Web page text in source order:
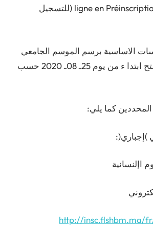
على األنترنيت (ligne en Préinscription (للتسجيل
الاساسية برسم الموسم الجامعي
2020ــ2021 ستفتح ابتدا ء من يوم 25ـ 08ـ 2020 حسب
المحددين كما يلي:
اإلنسانية
http://insc.flshbm.ma/